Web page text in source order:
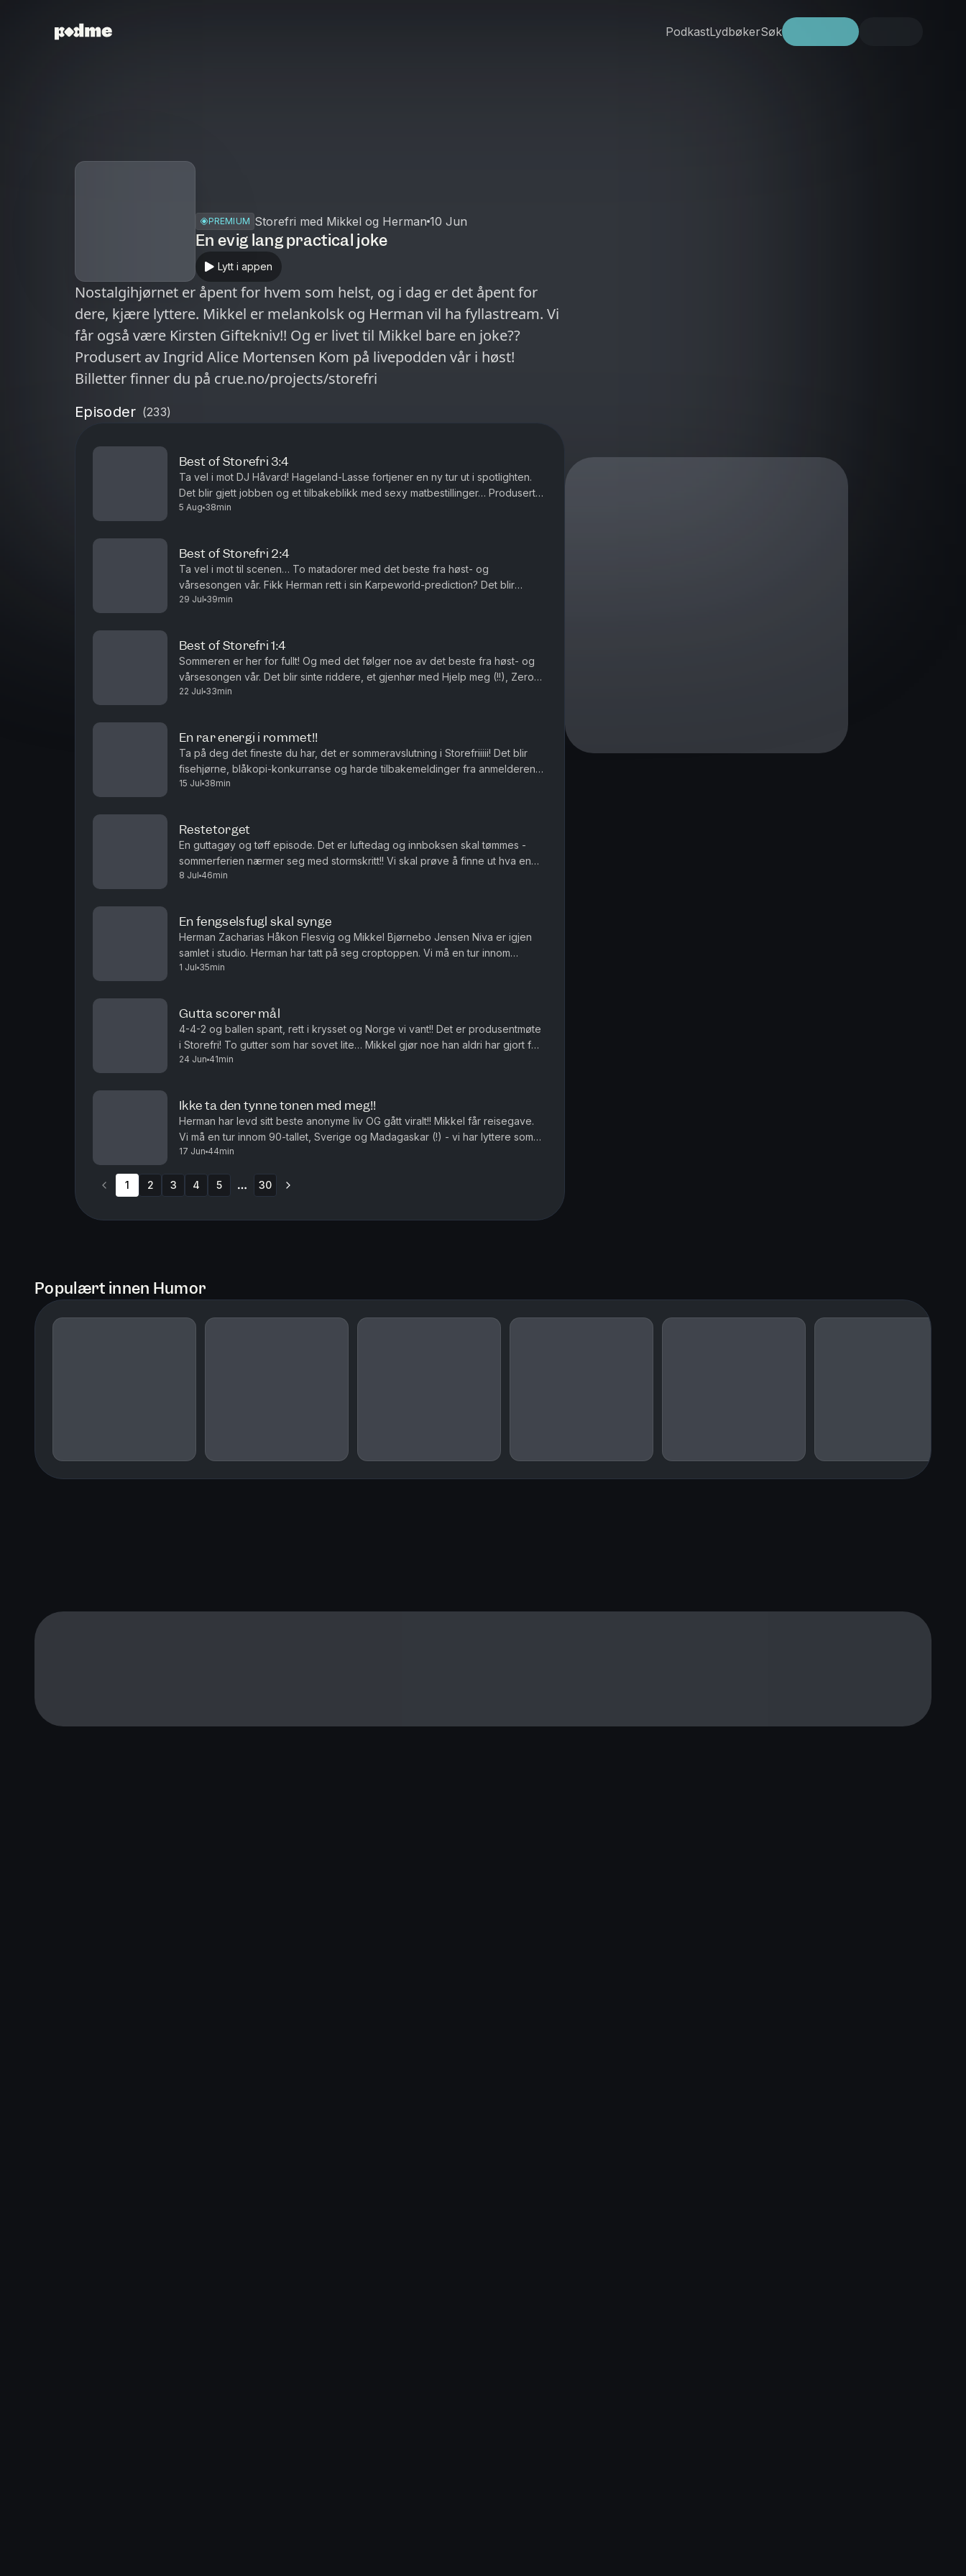
PodkastLydbøkerSøk
PREMIUM Storefri med Mikkel og Herman 10 Jun
En evig lang practical joke
Lytt i appen
Nostalgihjørnet er åpent for hvem som helst, og i dag er det åpent for
dere, kjære lyttere. Mikkel er melankolsk og Herman vil ha fyllastream. Vi
får også være Kirsten Giftekniv!! Og er livet til Mikkel bare en joke??
Produsert av Ingrid Alice Mortensen Kom på livepodden vår i høst!
Billetter finner du på crue.no/projects/storefri
Episoder (233)
Best of Storefri 3:4
Ta vel i mot DJ Håvard! Hageland-Lasse fortjener en ny tur ut i spotlighten.
Det blir gjett jobben og et tilbakeblikk med sexy matbestillinger… Produsert
av Ingrid Alice Mortensen.
5 Aug 38min
Best of Storefri 2:4
Ta vel i mot til scenen… To matadorer med det beste fra høst- og
vårsesongen vår. Fikk Herman rett i sin Karpeworld-prediction? Det blir
tulletelefon og fis og et gjenhør med hvordan man gjør riktig h...
29 Jul 39min
Best of Storefri 1:4
Sommeren er her for fullt! Og med det følger noe av det beste fra høst- og
vårsesongen vår. Det blir sinte riddere, et gjenhør med Hjelp meg (!!), Zero
Rest Boys Club og Lille Smul. Pluss masse annet ...
22 Jul 33min
En rar energi i rommet!!
Ta på deg det fineste du har, det er sommeravslutning i Storefriiiii! Det blir
fisehjørne, blåkopi-konkurranse og harde tilbakemeldinger fra anmelderen.
15 Jul 38min
Restetorget
En guttagøy og tøff episode. Det er luftedag og innboksen skal tømmes -
sommerferien nærmer seg med stormskritt!! Vi skal prøve å finne ut hva en
god depresjonsdag kan kalles og Paul Jefferson sliter....
8 Jul 46min
En fengselsfugl skal synge
Herman Zacharias Håkon Flesvig og Mikkel Bjørnebo Jensen Niva er igjen
samlet i studio. Herman har tatt på seg croptoppen. Vi må en tur innom
norske fengsler. Det blir trøst, torsk og vi må vokte våre...
1 Jul 35min
Gutta scorer mål
4-4-2 og ballen spant, rett i krysset og Norge vi vant!! Det er produsentmøte
i Storefri! To gutter som har sovet lite… Mikkel gjør noe han aldri har gjort før
og Herman avslører en svakhet. Bare å le...
24 Jun 41min
Ikke ta den tynne tonen med meg!!
Herman har levd sitt beste anonyme liv OG gått viralt!! Mikkel får reisegave.
Vi må en tur innom 90-tallet, Sverige og Madagaskar (!) - vi har lyttere som
har blit ranet.. Produsert av Ingrid Alice Mo...
17 Jun 44min
1 2 3 4 5 30
Populært innen Humor